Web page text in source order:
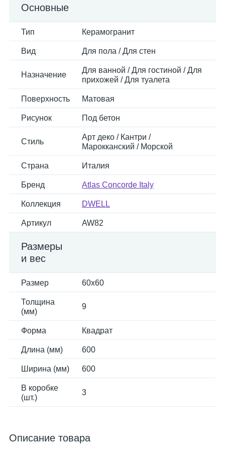
Основные
Тип Керамогранит
Вид Для пола / Для стен
Назначение
Для ванной / Для гостиной / Для
прихожей / Для туалета
Поверхность Матовая
Рисунок Под бетон
Стиль
Арт деко / Кантри /
Марокканский / Морской
Страна Италия
Бренд Atlas Concorde Italy
Коллекция DWELL
Артикул AW82
Размеры
и вес
Размер 60x60
Толщина
(мм)
9
Форма Квадрат
Длина (мм) 600
Ширина (мм) 600
В коробке
(шт.)
3
Описание товара